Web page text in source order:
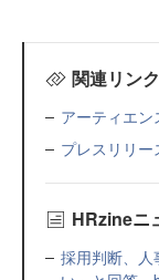
関連リンク
アーティエン
プレスリリー
HRzineニ
採用判断、人